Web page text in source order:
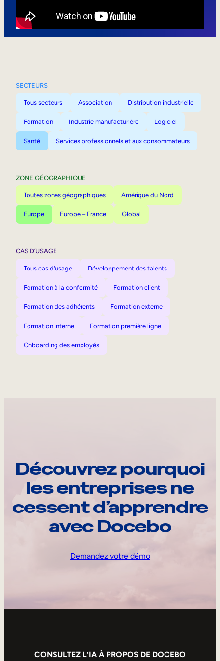
SECTEURS
Tous secteurs Association Distribution industrielle
Formation Industrie manufacturière Logiciel
Santé Services professionnels et aux consommateurs
ZONE GÉOGRAPHIQUE
Toutes zones géographiques Amérique du Nord
Europe Europe – France Global
CAS D’USAGE
Tous cas d'usage Développement des talents
Formation à la conformité Formation client
Formation des adhérents Formation externe
Formation interne Formation première ligne
Onboarding des employés
Découvrez pourquoi
les entreprises ne
cessent d’apprendre
avec Docebo
Demandez votre démo
CONSULTEZ L’IA À PROPOS DE DOCEBO